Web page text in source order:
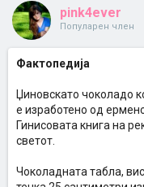
pink4ever
Популарен член
Фактопедија
Џиновскато чоколадо
е изработено од
Гинисовата книга на
светот.
Чоколадната табла,